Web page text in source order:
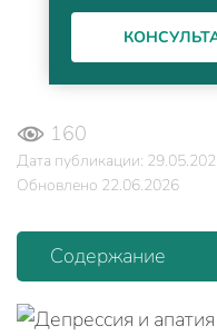
160
Дата публикации:
Обновлено 22.06.2026
Содержание